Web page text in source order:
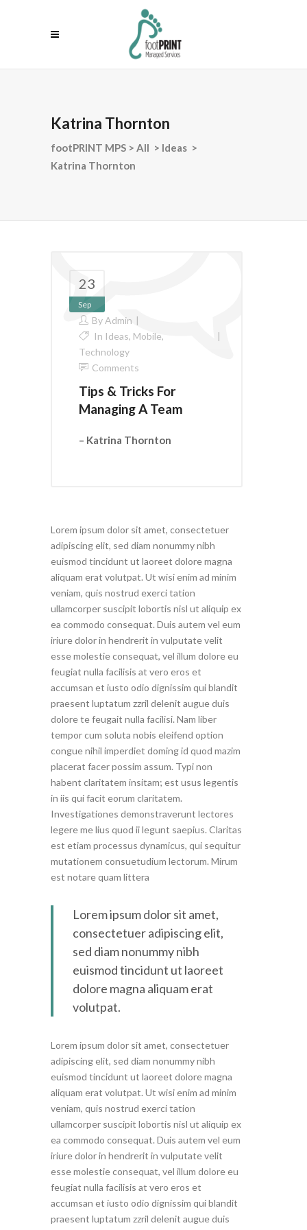
Katrina Thornton
footPRINT MPS > All > Ideas >
Katrina Thornton
23
Sep
ByAdmin
In Ideas, Mobile,
Technology
Comments
Tips & Tricks For
Managing A Team
– Katrina Thornton
Lorem ipsum dolor sit amet, consectetuer
adipiscing elit, sed diam nonummy nibh
euismod tincidunt ut laoreet dolore magna
aliquam erat volutpat. Ut wisi enim ad minim
veniam, quis nostrud exerci tation
ullamcorper suscipit lobortis nisl ut aliquip ex
ea commodo consequat. Duis autem vel eum
iriure dolor in hendrerit in vulputate velit
esse molestie consequat, vel illum dolore eu
feugiat nulla facilisis at vero eros et
accumsan et iusto odio dignissim qui blandit
praesent luptatum zzril delenit augue duis
dolore te feugait nulla facilisi. Nam liber
tempor cum soluta nobis eleifend option
congue nihil imperdiet doming id quod mazim
placerat facer possim assum. Typi non
habent claritatem insitam; est usus legentis
in iis qui facit eorum claritatem.
Investigationes demonstraverunt lectores
legere me lius quod ii legunt saepius. Claritas
est etiam processus dynamicus, qui sequitur
mutationem consuetudium lectorum. Mirum
est notare quam littera
Lorem ipsum dolor sit amet,
consectetuer adipiscing elit,
sed diam nonummy nibh
euismod tincidunt ut laoreet
dolore magna aliquam erat
volutpat.
Lorem ipsum dolor sit amet, consectetuer
adipiscing elit, sed diam nonummy nibh
euismod tincidunt ut laoreet dolore magna
aliquam erat volutpat. Ut wisi enim ad minim
veniam, quis nostrud exerci tation
ullamcorper suscipit lobortis nisl ut aliquip ex
ea commodo consequat. Duis autem vel eum
iriure dolor in hendrerit in vulputate velit
esse molestie consequat, vel illum dolore eu
feugiat nulla facilisis at vero eros et
accumsan et iusto odio dignissim qui blandit
praesent luptatum zzril delenit augue duis